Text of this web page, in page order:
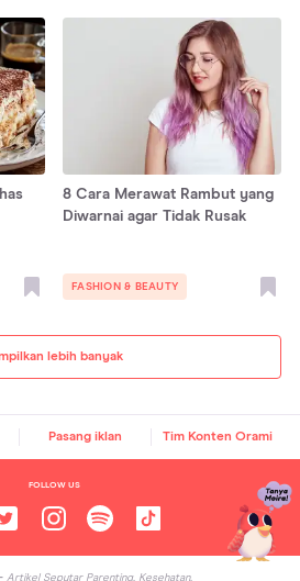
lebih banyak
8 Cara Merawat Rambut yang
Diwarnai agar Tidak Rusak
FASHION & BEAUTY
Pasang iklan Tim Konten Orami
FOLLOW US
Artikel Seputar Parenting, Kesehatan,